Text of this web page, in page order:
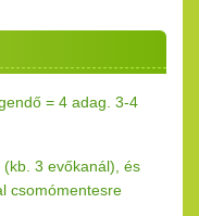
= 4 adag. 3-4
3 evőkanál), és
csomómentesre